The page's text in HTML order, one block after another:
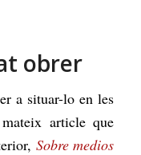
obrer
a situar-lo en les
article que
Sobre medios